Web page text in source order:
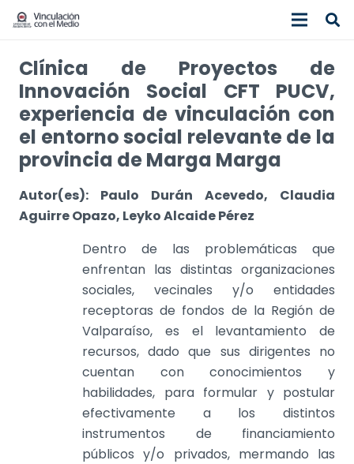
Clínica de Proyectos de
Innovación Social CFT PUCV,
experiencia de vinculación con
el entorno social relevante de la
provincia de Marga Marga
Autor(es): Paulo Durán Acevedo, Claudia
Aguirre Opazo, Leyko Alcaide Pérez
Dentro de las problemáticas que
enfrentan las distintas organizaciones
sociales, vecinales y/o entidades
receptoras de fondos de la Región de
Valparaíso, es el levantamiento de
recursos, dado que sus dirigentes no
cuentan con conocimientos y
habilidades, para formular y postular
efectivamente a los distintos
instrumentos de financiamiento
públicos y/o privados, mermando las